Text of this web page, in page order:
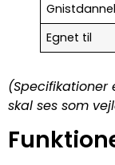
Egnet til
(Specifikationer
skal ses som